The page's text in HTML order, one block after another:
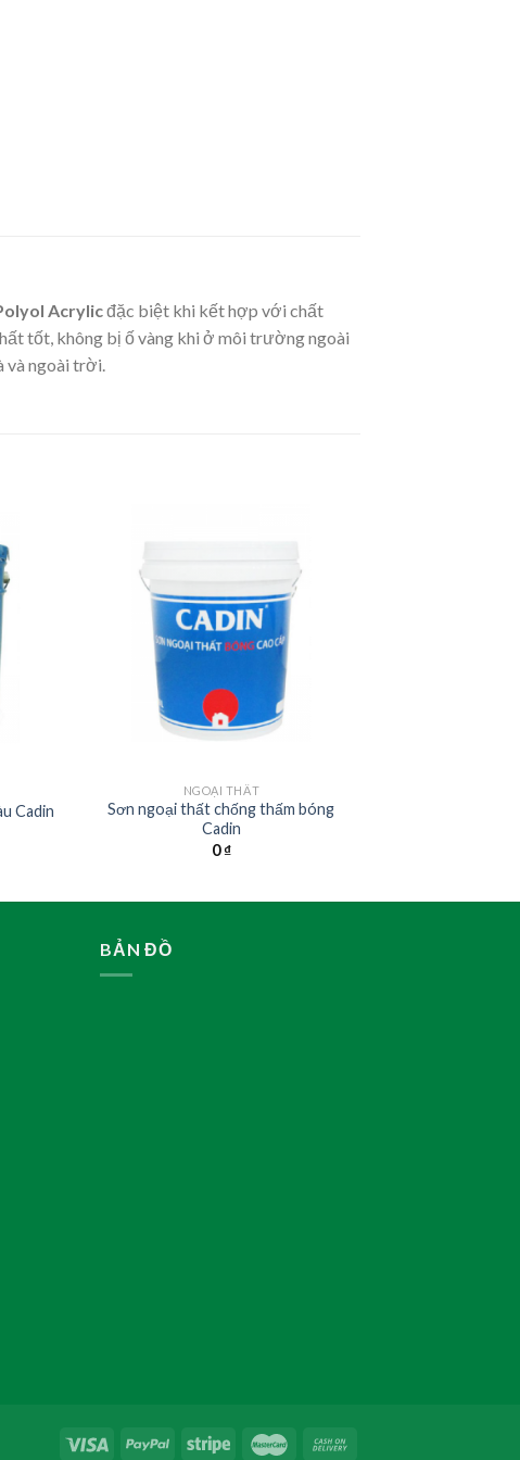
Acrylicđặc biệt khi kết hợp với chất
tốt, không bị ố vàng khi ở môi trường ngoài
và ngoài trời.
Cadin
NGOẠI THẤT
Sơn ngoại thất chống thấm bóng
Cadin
0₫
BẢN ĐỒ